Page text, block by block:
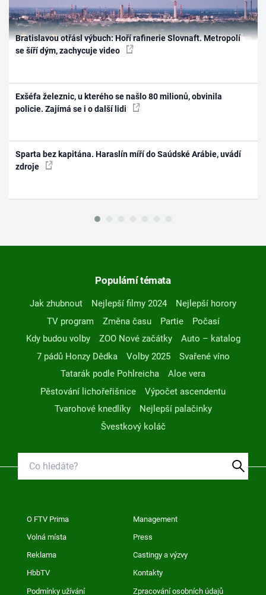
Bratislavou otřásl výbuch: Hoří rafinerie Slovnaft. Metropolí
se šíří dým, zachycuje video
Exšéfa železnic, u kterého se našlo 80 milionů, obvinila
policie. Zajímá se i o další lidi
Sparta bez kapitána. Haraslín míří do Saúdské Arábie, uvádí
zdroje
Populární témata
Jak zhubnout Nejlepší filmy 2024
Nejlepší horory
TV program
Změna času Partie
Počasí
Kdy budou volby
ZOO Nové začátky
Auto – katalog
7 pádů Honzy Dědka
Volby 2025
Svařené víno
Tatarák podle Pohlreicha
Aloe vera
Pěstování lichořeřišnice
Výpočet ascendentu
Tvarohové knedlíky
Nejlepší palačinky
Švestkový koláč
O FTV Prima Management
Volná místa Press
Reklama Castingy a výzvy
HbbTV Kontakty
Podmínky užívání Zpracování osobních údajů